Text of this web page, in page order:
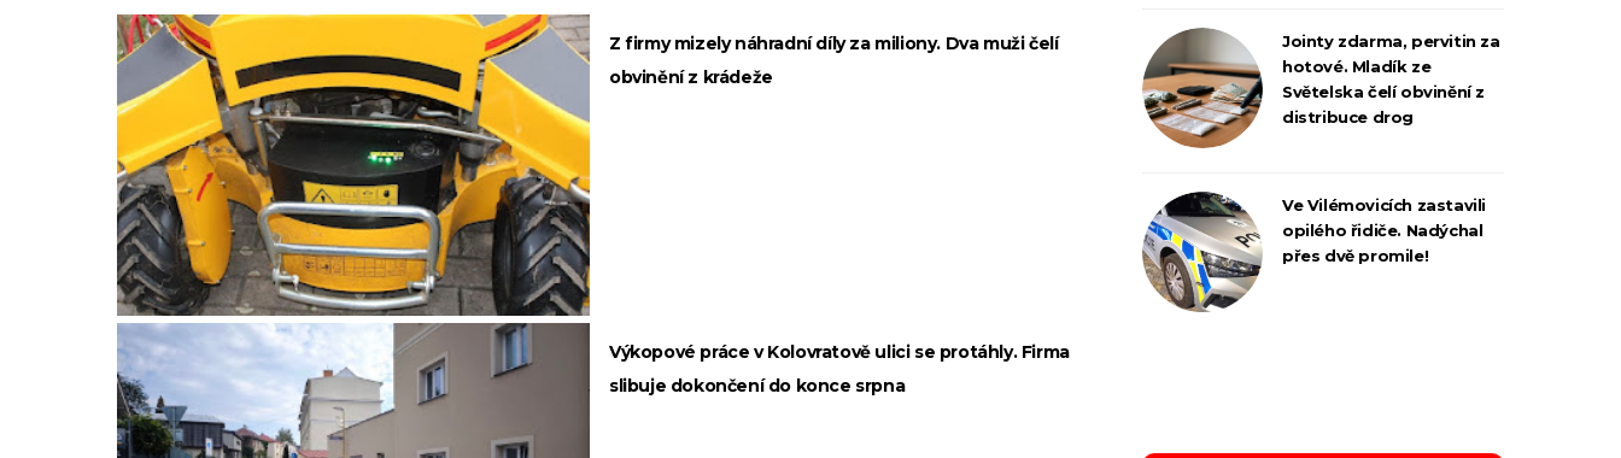
Z firmy mizely náhradní díly za miliony. Dva muži čelí
obvinění z krádeže
Výkopové práce v Kolovratově ulici se protáhly. Firma
slibuje dokončení do konce srpna
Jointy zdarma, pervitin za
hotové. Mladík ze
Světelska čelí obvinění z
distribuce drog
Ve Vilémovicích zastavili
opilého řidiče. Nadýchal
přes dvě promile!